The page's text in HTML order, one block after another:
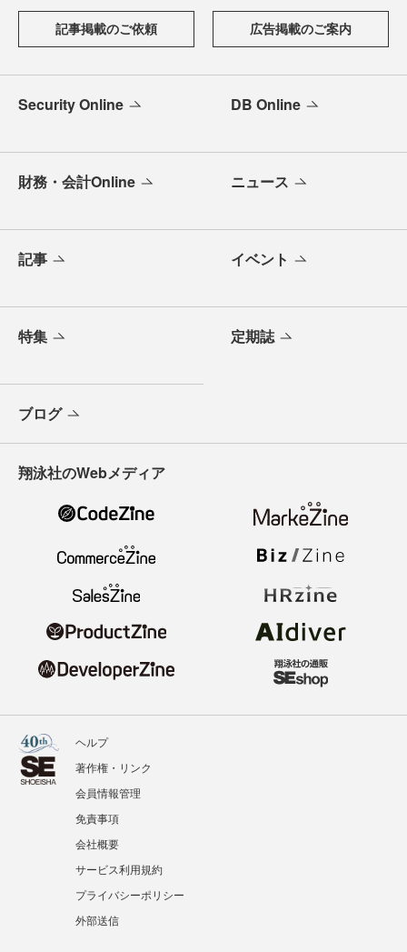
記事掲載のご依頼 広告掲載のご案内
Security Online DB Online
財務・会計Online ニュース
記事 イベント
特集 定期誌
ブログ
翔泳社のWebメディア
ヘルプ
著作権・リンク
会員情報管理
免責事項
会社概要
サービス利用規約
プライバシーポリシー
外部送信